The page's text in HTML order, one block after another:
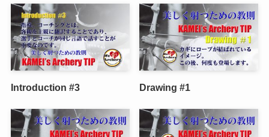
Introduction #3 Drawing #1